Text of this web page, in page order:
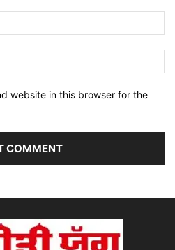
website in this browser for the